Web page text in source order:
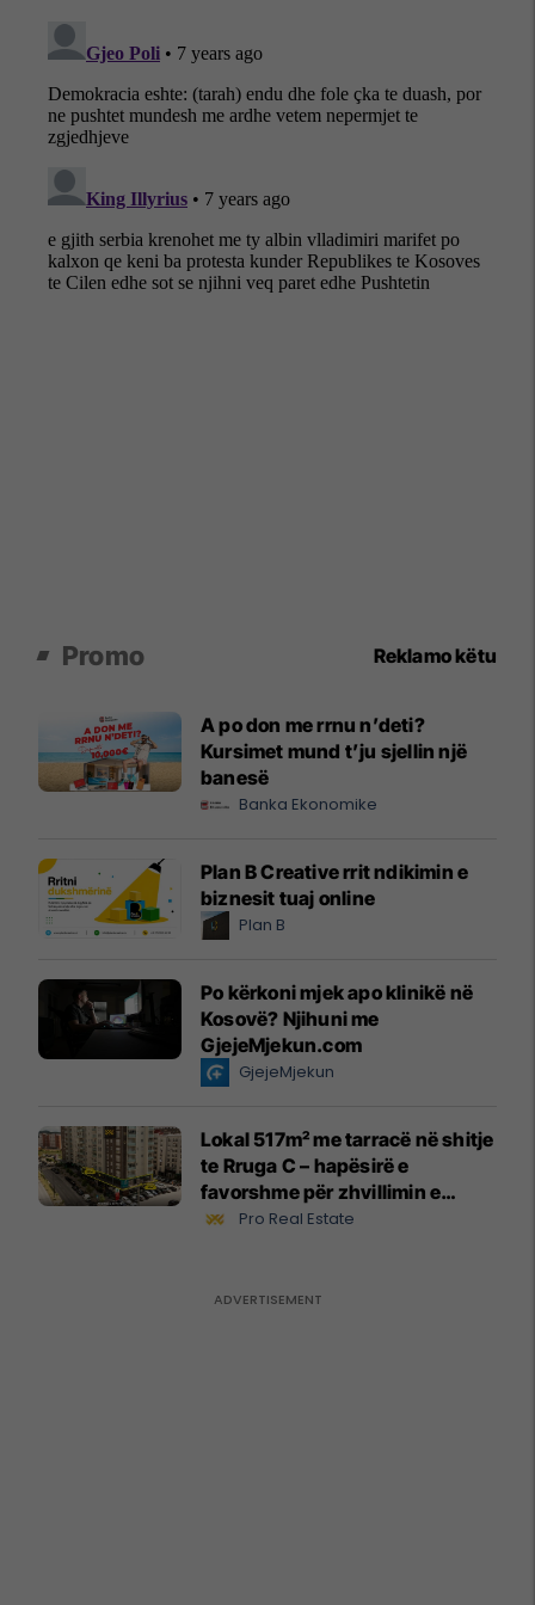
Promo Reklamo këtu
A po don me rrnu n’deti?
Kursimet mund t’ju sjellin një
banesë
Banka Ekonomike
Plan B Creative rrit ndikimin e
biznesit tuaj online
Plan B
Po kërkoni mjek apo klinikë në
Kosovë? Njihuni me
GjejeMjekun.com
GjejeMjekun
Lokal 517m² me tarracë në shitje
te Rruga C – hapësirë e
favorshme për zhvillimin e
biznesit #15796
Pro Real Estate